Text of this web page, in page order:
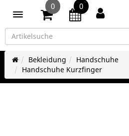
Toggle navigation
0 0
Bekleidung
Handschuhe
Handschuhe Kurzfinger